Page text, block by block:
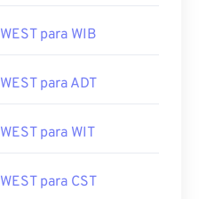
WEST para WIB
WEST para ADT
WEST para WIT
WEST para CST